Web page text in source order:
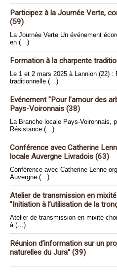
Participez à la Journée Verte,
(59)
La Journée Verte Un événement
en (…)
Formation à la charpente
Le 1 et 2 mars 2025 à Lannion (22) :
traditionnelle (…)
Evénement "Pour l’amour des
Pays-Voironnais (38)
La Branche locale Pays-Voironnais,
Résistance (…)
Conférence avec Catherine
locale Auvergne Livradois (63)
Conférence avec Catherine Lenne
Auvergne (…)
Atelier de transmission en
"Initiation à l’utilisation de la
Atelier de transmission en mixité
à (…)
Réunion d’information sur un
naturelles du Jura" (39)